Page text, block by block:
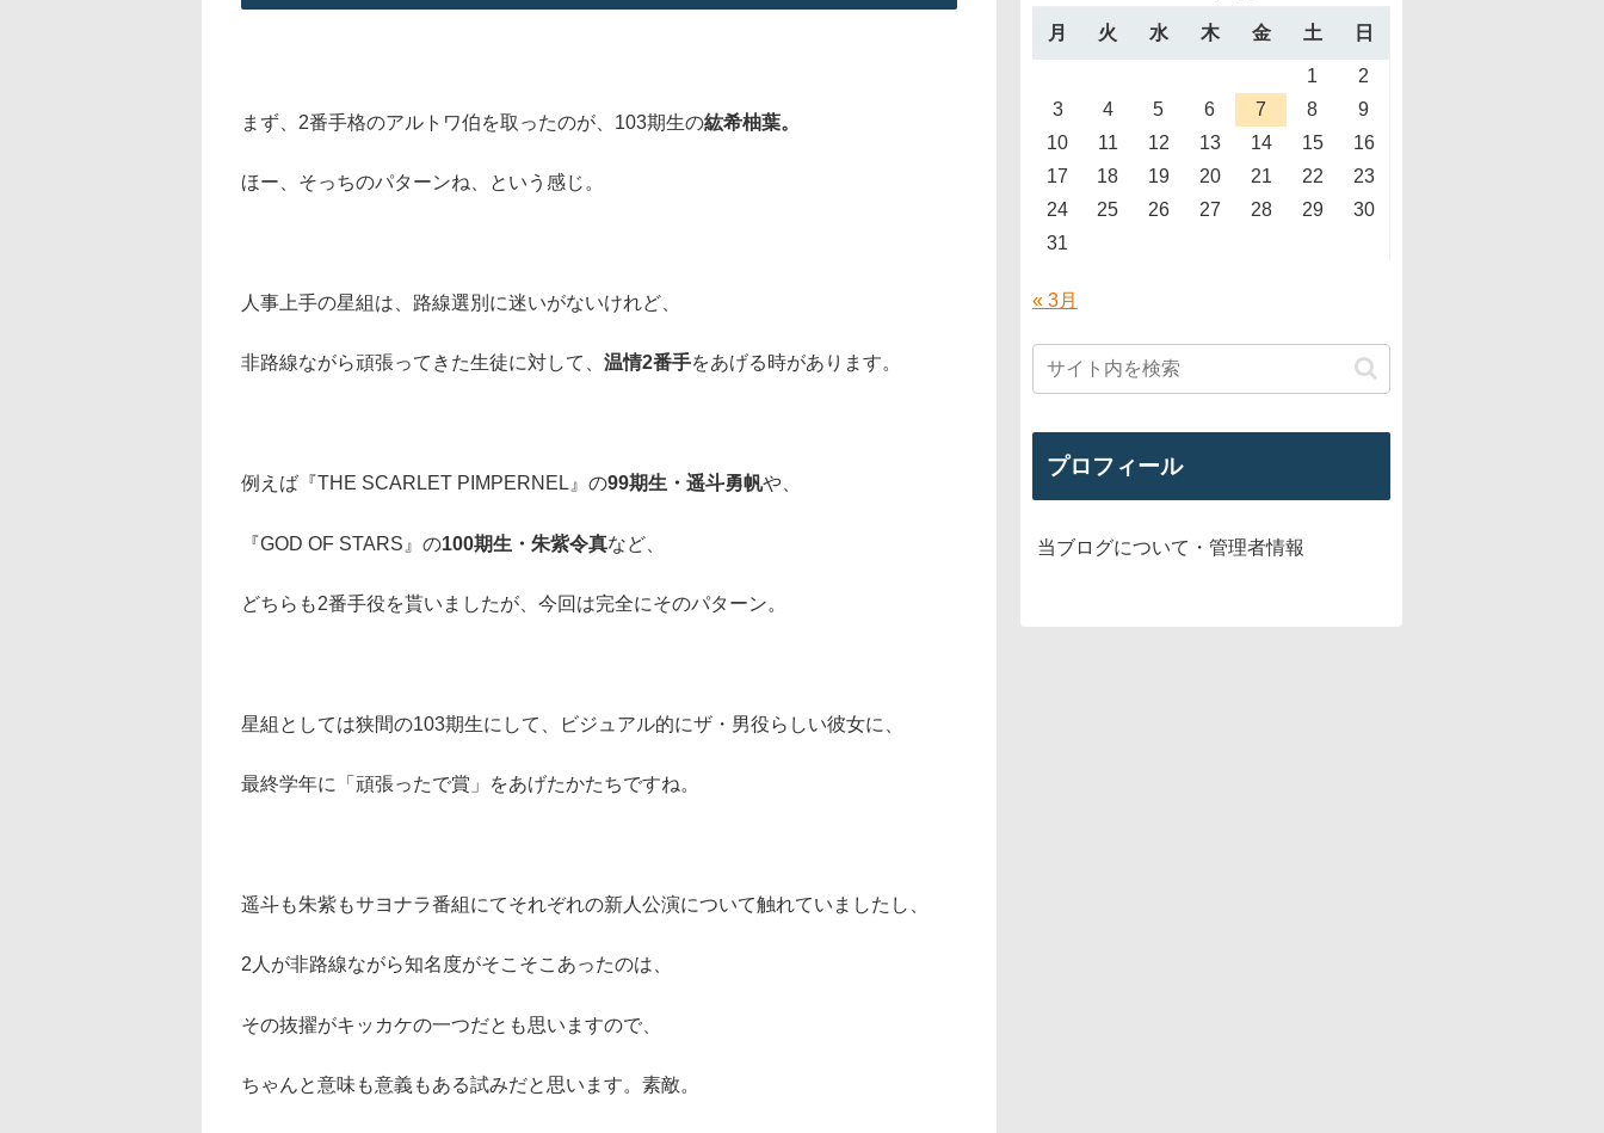
まず、2番手格のアルトワ伯を取ったのが、103期生の紘希柚葉。
ほー、そっちのパターンね、という感じ。
人事上手の星組は、路線選別に迷いがないけれど、
非路線ながら頑張ってきた生徒に対して、 温情2番手をあげる時があります。
例えば『THE SCARLET PIMPERNEL』の99期生・遥斗勇帆や、
『GOD OF STARS』の100期生・朱紫令真など、
どちらも2番手役を貰いましたが、今回は完全にそのパターン。
星組としては狭間の103期生にして、ビジュアル的にザ・男役らしい彼女に、
最終学年に「頑張ったで賞」をあげたかたちですね。
遥斗も朱紫もサヨナラ番組にてそれぞれの新人公演について触れていましたし、
2人が非路線ながら知名度がそこそこあったのは、
その抜擢がキッカケの一つだとも思いますので、
ちゃんと意味も意義もある試みだと思います。素敵。
月 火 水 木 金 土 日
1
2
3
4 5 6 7 8
9
10
11 12 13 14 15
16
17
18 19 20 21 22
23
24
25 26 27 28 29
30
31
« 3月
プロフィール
当ブログについて・管理者情報